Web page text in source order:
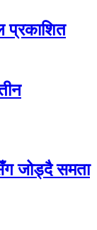
प्रकाशित
जोड्दै समता